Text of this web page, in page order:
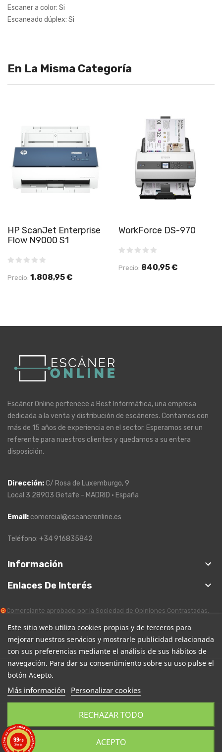
Escaner a color: Si
Escaneado dúplex: Si
En La Misma Categoría
HP ScanJet Enterprise
Flow N9000 S1
Precio: 1.808,95 €
WorkForce DS-970
Precio: 840,95 €
Escáner Online pertenece a Best Informática, una empresa
dedicada a la venta y distribución de escáneres. Contamos con
más de 15 años de experiencia en el sector. Esperamos ser un
referente para nuestros clientes y quedamos a su entera
disposición.
Dirección:C/ Rosa de Luxemburgo, 9
Local 3 28903 Getafe - MADRID · España
Email: comercial@escaneronline.es
Teléfono: +34 916835842
Información keyboard_arrow_down
Enlaces De Interés keyboard_arrow_down
Comerciante aprobado por la Sociedad de Opiniones Contrastadas,
Este sitio web utiliza cookies propias y de terceros para
mejorar nuestros servicios y mostrarle publicidad relacionada
con sus preferencias mediante el análisis de sus hábitos de
navegación. Para dar su consentimiento sobre su uso pulse el
botón Acepto.
Más información Personalizar cookies
RECHAZAR TODO
ACEPTO
Copyright EscanerOnline. Todos los derechos reservados.
9.9/10
39 notas